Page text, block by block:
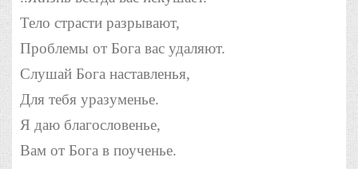
Тело страсти разрывают,
Проблемы от Бога вас удаляют.
Слушай Бога наставленья,
Для тебя уразуменье.
Я даю благословенье,
Вам от Бога в поученье.